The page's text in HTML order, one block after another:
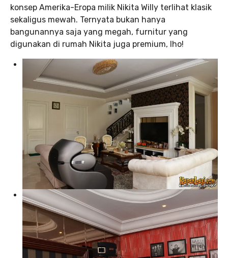
konsep Amerika-Eropa milik Nikita Willy terlihat klasik
sekaligus mewah. Ternyata bukan hanya
bangunannya saja yang megah, furnitur yang
digunakan di rumah Nikita juga premium, lho!